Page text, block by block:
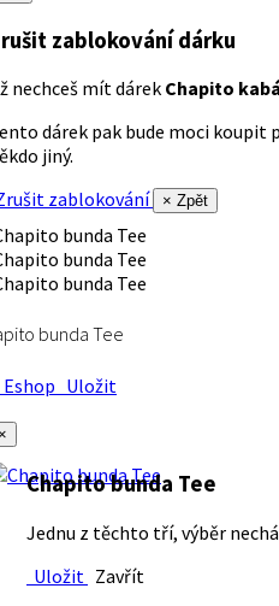
zablokování dárku
nechceš mít dárek Chapito
dárek pak bude moci koupit
jiný.
zablokování
× Zpět
bunda Tee
Uložit
Chapito bunda Tee
Jednu z těchto tří, výběr
Uložit Zavřít